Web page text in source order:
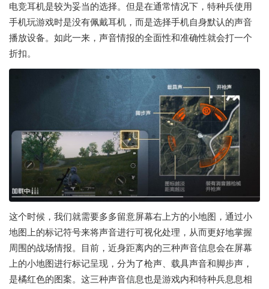
电竞耳机是较为妥当的选择。但是在通常情况下，特种兵使用
手机玩游戏时是没有佩戴耳机，而是选择手机自身默认的声音
播放设备。如此一来，声音情报的全面性和准确性就会打一个
折扣。
这个时候，我们就需要多多留意屏幕右上方的小地图，通过小
地图上的标记符号来将声音进行可视化处理，从而更好地掌握
周围的战场情报。目前，近身距离内的三种声音信息会在屏幕
上的小地图进行标记呈现，分为了枪声、载具声音和脚步声，
是橘红色的图案。这三种声音信息也是游戏内和特种兵息息相